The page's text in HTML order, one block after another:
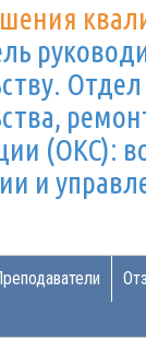
(ОКС):
и